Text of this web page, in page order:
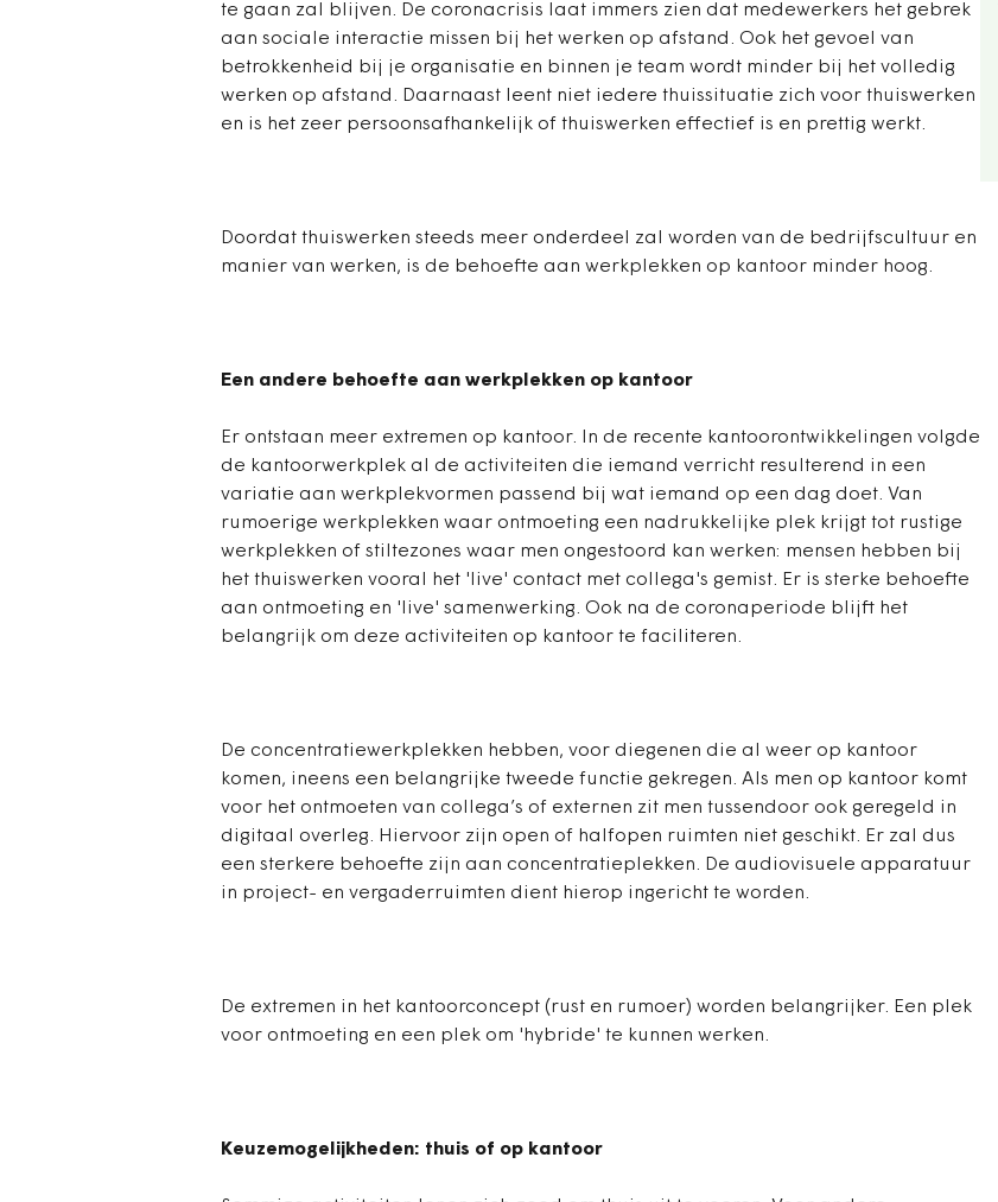
te gaan zal blijven. De coronacrisis laat immers zien dat medewerkers het gebrek
aan sociale interactie missen bij het werken op afstand. Ook het gevoel van
betrokkenheid bij je organisatie en binnen je team wordt minder bij het volledig
werken op afstand. Daarnaast leent niet iedere thuissituatie zich voor thuiswerken
en is het zeer persoonsafhankelijk of thuiswerken effectief is en prettig werkt.
Doordat thuiswerken steeds meer onderdeel zal worden van de bedrijfscultuur en
manier van werken, is de behoefte aan werkplekken op kantoor minder hoog.
Een andere behoefte aan werkplekken op kantoor
Er ontstaan meer extremen op kantoor. In de recente kantoorontwikkelingen volgde
de kantoorwerkplek al de activiteiten die iemand verricht resulterend in een
variatie aan werkplekvormen passend bij wat iemand op een dag doet. Van
rumoerige werkplekken waar ontmoeting een nadrukkelijke plek krijgt tot rustige
werkplekken of stiltezones waar men ongestoord kan werken: mensen hebben bij
het thuiswerken vooral het 'live' contact met collega's gemist. Er is sterke behoefte
aan ontmoeting en 'live' samenwerking. Ook na de coronaperiode blijft het
belangrijk om deze activiteiten op kantoor te faciliteren.
De concentratiewerkplekken hebben, voor diegenen die al weer op kantoor
komen, ineens een belangrijke tweede functie gekregen. Als men op kantoor komt
voor het ontmoeten van collega’s of externen zit men tussendoor ook geregeld in
digitaal overleg. Hiervoor zijn open of halfopen ruimten niet geschikt. Er zal dus
een sterkere behoefte zijn aan concentratieplekken. De audiovisuele apparatuur
in project- en vergaderruimten dient hierop ingericht te worden.
De extremen in het kantoorconcept (rust en rumoer) worden belangrijker. Een plek
voor ontmoeting en een plek om 'hybride' te kunnen werken.
Keuzemogelijkheden: thuis of op kantoor